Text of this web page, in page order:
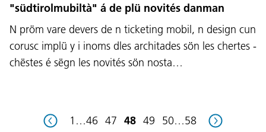
Impressum Privacy e Cookie Policy
Cundizions de nuzeda Reclamaziuns
Jobs
"südtirolmubiltà" á de plü novités danman
N pröm vare devers de n ticketing mobil, n design cun
corusc implü y i inoms dles architades sön les chertes -
chëstes é sëgn les novités sön nosta…
1 …46 47 48 49 50…58